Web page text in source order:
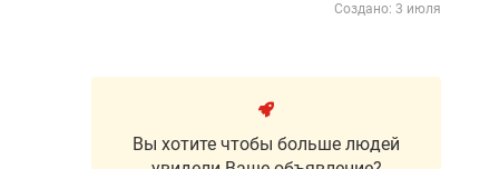
Создано: 3 июля
Вы хотите чтобы больше людей